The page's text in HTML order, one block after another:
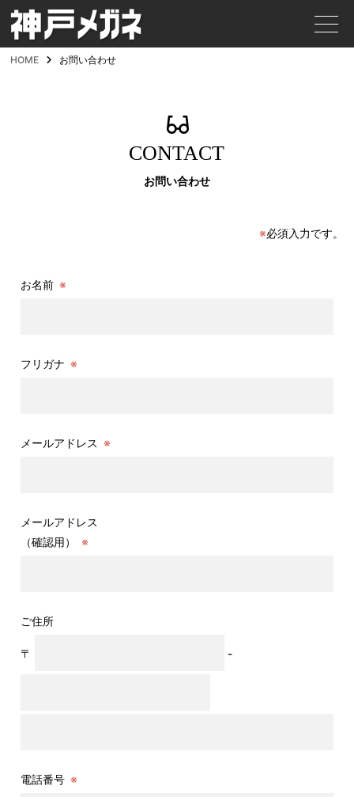
HOME お問い合わせ
CONTACT
お問い合わせ
※必須入力です。
お名前 ※
フリガナ ※
メールアドレス ※
メールアドレス
（確認用）
※
ご住所
〒 -
電話番号 ※